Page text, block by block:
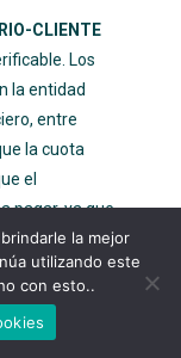
CLIENTE
Los
la entidad
entre
la cuota
el
pagar, ya que
en el
la mejor
utilizando este
con esto..